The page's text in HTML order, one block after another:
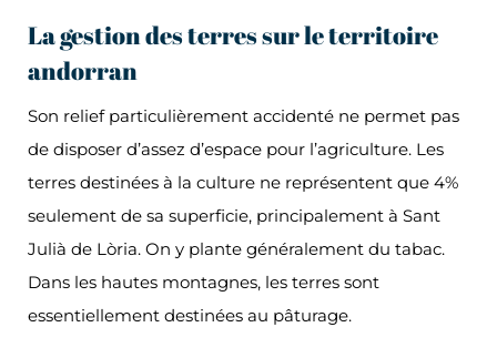
La gestion des terres sur le territoire
andorran
Son relief particulièrement accidenté ne permet pas
de disposer d’assez d’espace pour l’agriculture. Les
terres destinées à la culture ne représentent que 4%
seulement de sa superficie, principalement à Sant
Julià de Lòria. On y plante généralement du tabac.
Dans les hautes montagnes, les terres sont
essentiellement destinées au pâturage.